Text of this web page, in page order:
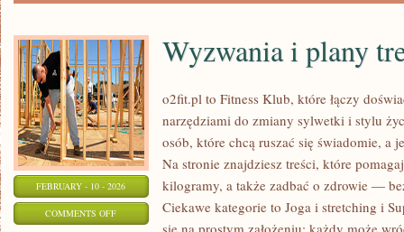
FEBRUARY - 10 - 2026
COMMENTS OFFON
Wyzwania i plany
o2fit.pl to Fitness Klub, które łączy
narzędziami do zmiany sylwetki i stylu
osób, które chcą ruszać się świadomie, a
Na stronie znajdziesz treści, które
kilogramy, a także zadbać o zdrowie —
Ciekawe kategorie to Joga i stretching i
się na prostym założeniu: każdy może